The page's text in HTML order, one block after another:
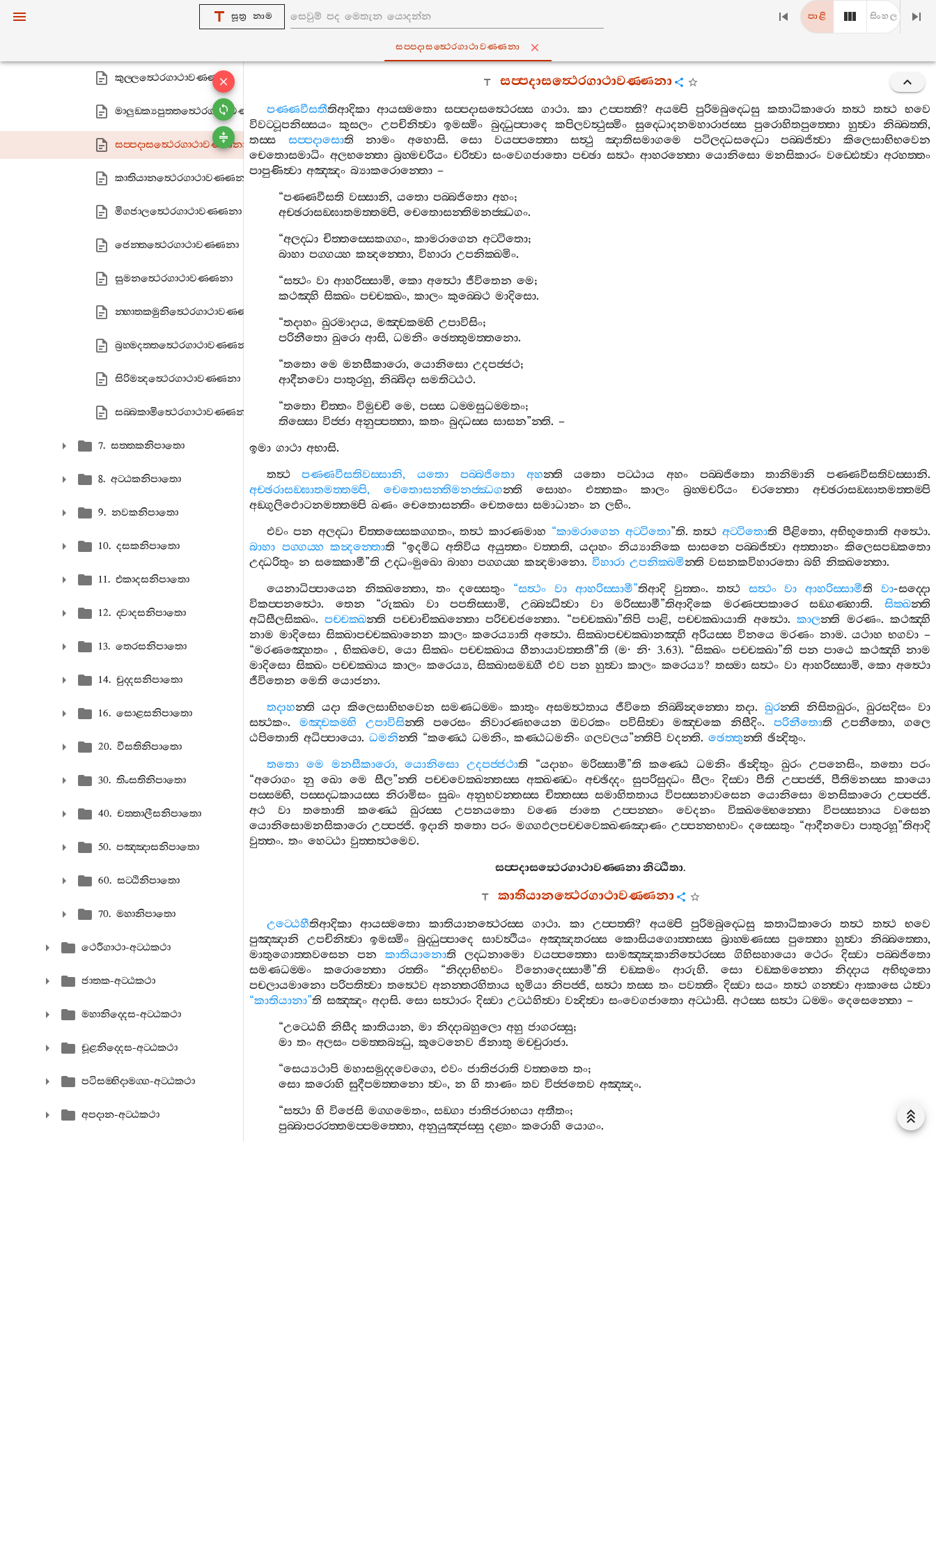
සූත්‍ර නාම පාළි සිංහල
සප‍්පදාසත්‍ථෙරගාථාවණ‍්ණනා
තෙකිච‍්ඡකානිත්‍ථෙරගාථාවණ‍්ණනා
කුල‍්ලත්‍ථෙරගාථාවණ‍්ණනා
මාලුඞ‍්ක්‍යපුත‍්තත්‍ථෙරගාථාවණ‍්ණනා
සප‍්පදාසත්‍ථෙරගාථාවණ‍්ණනා
කාතියානත්‍ථෙරගාථාවණ‍්ණනා
මිගජාලත්‍ථෙරගාථාවණ‍්ණනා
ජෙන‍්තත්‍ථෙරගාථාවණ‍්ණනා
සුමනත්‍ථෙරගාථාවණ‍්ණනා
න‍්හාතකමුනිත්‍ථෙරගාථාවණ‍්ණනා
බ්‍රහ‍්මදත‍්තත්‍ථෙරගාථාවණ‍්ණනා
සිරිමන්‍දත්‍ථෙරගාථාවණ‍්ණනා
සබ‍්බකාමිත්‍ථෙරගාථාවණ‍්ණනා
7. සත‍්තකනිපාතො
8. අට‍්ඨකනිපාතො
9. නවකනිපාතො
10. දසකනිපාතො
11. එකාදසනිපාතො
12. ද‍්වාදසනිපාතො
13. තෙරසනිපාතො
14. චුද‍්දසනිපාතො
16. සොළසනිපාතො
20. වීසතිනිපාතො
30. තිංසතිනිපාතො
40. චත‍්තාලීසනිපාතො
50. පඤ‍්ඤාසනිපාතො
60. සට‍්ඨිනිපාතො
70. මහානිපාතො
ථෙරීගාථා-අට‍්ඨකථා
ජාතක-අට‍්ඨකථා
මහානිද‍්දෙස-අට‍්ඨකථා
චූළනිද‍්දෙස-අට‍්ඨකථා
පටිසම‍්භිදාමග‍්ග-අට‍්ඨකථා
අපදාන-අට‍්ඨකථා
සප‍්පදාසත්‍ථෙරගාථාවණ‍්ණනා
පණ‍්ණවීසතීතිආදිකා ආයස‍්මතො සප‍්පදාසත්‍ථෙරස‍්ස ගාථා.කා උප‍්පත‍්ති? අයම‍්පි පුරිමබුද‍්ධෙසු කතාධිකාරො තත්‍ථ තත්‍ථ භවෙ
විවට‍්ටූපනිස‍්සයං
කුසලං උපචිනිත්‍වා ඉමස‍්මිං බුද‍්ධුප‍්පාදෙ කපිලවත්‍ථුස‍්මිං සුද‍්ධොදනමහාරාජස‍්ස පුරොහිතපුත‍්තො හුත්‍වා නිබ‍්බත‍්ති,
තස‍්ස
සප‍්පදාසොති නාමං අහොසි.සො වයප‍්පත‍්තො සත්‍ථු ඤාතිසමාගමෙ පටිලද‍්ධසද‍්ධො පබ‍්බජිත්‍වා
කිලෙසාභිභවෙන
චෙතොසමාධිං අලභන‍්තො බ්‍රහ‍්මචරියං චරිත්‍වා සංවෙගජාතො පච‍්ඡා සත්‍ථං ආහරන‍්තො යොනිසො මනසිකාරං වඩ‍්ඪෙත්‍වා අරහත‍්තං
පාපුණිත්‍වා අඤ‍්ඤං බ්‍යාකරොන‍්තො –
“පණ‍්ණවීසති වස‍්සානි,යතො පබ‍්බජිතො අහං;
අච‍්ඡරාසඞ‍්ඝාතමත‍්තම‍්පි,චෙතොසන‍්තිමනජ‍්ඣගං.
“අලද‍්ධා චිත‍්තස‍්සෙකග‍්ගං,කාමරාගෙන අට‍්ටිතො;
බාහා පග‍්ගය‍්හ කන්‍දන‍්තො,විහාරා උපනික‍්ඛමිං.
“සත්‍ථං වා ආහරිස‍්සාමි,කො අත්‍ථො ජීවිතෙන මෙ;
කථඤ‍්හි සික‍්ඛං පච‍්චක‍්ඛං,කාලං කුබ‍්බෙථ මාදිසො.
“තදාහං ඛුරමාදාය,මඤ‍්චකම‍්හි උපාවිසිං;
පරිනීතො ඛුරො ආසි,ධමනිං ඡෙත‍්තුමත‍්තනො.
“තතො මෙ මනසීකාරො,යොනිසො උදපජ‍්ජථ;
ආදීනවො පාතුරහු,නිබ‍්බිදා සමතිට‍්ඨථ.
“තතො චිත‍්තං විමුච‍්චි මෙ,පස‍්ස ධම‍්මසුධම‍්මතං;
තිස‍්සො විජ‍්ජා අනුප‍්පත‍්තා,කතං බුද‍්ධස‍්ස සාසන”න‍්ති. –
ඉමා ගාථා අභාසි.
තත්‍ථ
පණ‍්ණවීසතිවස‍්සානි,යතො පබ‍්බජිතො අහන‍්ති යතො පට‍්ඨාය අහං පබ‍්බජිතො තානිමානි පණ‍්ණවීසතිවස‍්සානි.
අච‍්ඡරාසඞ‍්ඝාතමත‍්තම‍්පි, චෙතොසන‍්තිමනජ‍්ඣගන‍්ති සොහං එත‍්තකං කාලං බ්‍රහ‍්මචරියං චරන‍්තො
අච‍්ඡරාසඞ‍්ඝාතමත‍්තම‍්පි
අඞ‍්ගුලිඵොටනමත‍්තම‍්පි ඛණං චෙතොසන‍්තිං චෙතසො සමාධානං න ලභිං.
එවං පන අලද‍්ධා චිත‍්තස‍්සෙකග‍්ගතං,තත්‍ථ කාරණමාහ “කාමරාගෙන අට‍්ටිතො”ති.තත්‍ථ අට‍්ටිතොති පීළිතො,අභිභූතොති අත්‍ථො.
බාහා පග‍්ගය‍්හ කන්‍දන‍්තොති “ඉදමිධ අතිවිය අයුත‍්තං වත‍්තති, යදාහං නිය්‍යානිකෙ සාසනෙ පබ‍්බජිත්‍වා අත‍්තානං කිලෙසපඞ‍්කතො
උද‍්ධරිතුං න සක‍්කොමී”ති උද‍්ධංමුඛො බාහා පග‍්ගය‍්හ කන්‍දමානො. විහාරා උපනික‍්ඛමින‍්ති වසනකවිහාරතො බහි නික‍්ඛන‍්තො.
යෙනාධිප‍්පායෙන
නික‍්ඛන‍්තො,තං දස‍්සෙතුං “සත්‍ථං වා ආහරිස‍්සාමී”තිආදි වුත‍්තං. තත්‍ථ සත්‍ථං වා ආහරිස‍්සාමීති වා-සද‍්දො
විකප‍්පනත්‍ථො. තෙන “රුක‍්ඛා වා පපතිස‍්සාමි,උබ‍්බන්‍ධිත්‍වා වා මරිස‍්සාමී”තිආදිකෙ මරණප‍්පකාරෙ සඞ‍්ගණ‍්හාති.සික‍්ඛන‍්ති
අධිසීලසික‍්ඛං.පච‍්චක‍්ඛන‍්ති පච‍්චාචික‍්ඛන‍්තො පරිච‍්චජන‍්තො. “පච‍්චක‍්ඛා”තිපි පාළි,පච‍්චක‍්ඛායාති අත්‍ථො.කාලන‍්ති මරණං.කථඤ‍්හි
නාම මාදිසො සික‍්ඛාපච‍්චක‍්ඛානෙන කාලං කරෙය්‍යාති අත්‍ථො.සික‍්ඛාපච‍්චක‍්ඛානඤ‍්හි අරියස‍්ස විනයෙ මරණං නාම.යථාහ භගවා –
“මරණඤ‍්හෙතං ,භික‍්ඛවෙ, යො සික‍්ඛං පච‍්චක‍්ඛාය හීනායාවත‍්තතී”ති (ම·නි· 3.63). “සික‍්ඛං පච‍්චක‍්ඛා”ති පන පාඨෙ කථඤ‍්හි නාම
මාදිසො සික‍්ඛං පච‍්චක‍්ඛාය කාලං කරෙය්‍ය,සික‍්ඛාසමඞ‍්ගී එව පන හුත්‍වා කාලං කරෙය්‍ය? තස‍්මා සත්‍ථං වා ආහරිස‍්සාමි,කො අත්‍ථො
ජීවිතෙන මෙති යොජනා.
තදාහන‍්ති යදා කිලෙසාභිභවෙන සමණධම‍්මං කාතුං අසමත්‍ථතාය ජීවිතෙ නිබ‍්බින්‍දන‍්තො තදා.ඛුරන‍්ති නිසිතඛුරං,ඛුරසදිසං වා
සත්‍ථකං.මඤ‍්චකම‍්හි උපාවිසින‍්ති පරෙසං නිවාරණභයෙන ඔවරකං පවිසිත්‍වා මඤ‍්චකෙ නිසීදිං. පරිනීතොති උපනීතො,ගලෙ
ඨපිතොති අධිප‍්පායො. ධමනින‍්ති “කණ‍්ඨෙ ධමනිං, කණ‍්ඨධමනිං ගලවලය”න‍්තිපි වදන‍්ති. ඡෙත‍්තුන‍්ති ඡින්‍දිතුං.
තතො මෙ මනසීකාරො,යොනිසො උදපජ‍්ජථාති “යදාහං මරිස‍්සාමී”ති කණ‍්ඨෙ ධමනිං ඡින්‍දිතුං ඛුරං උපනෙසිං,තතො පරං
“අරොගං නු ඛො මෙ සීල”න‍්ති පච‍්චවෙක‍්ඛන‍්තස‍්ස අක‍්ඛණ‍්ඩං අච‍්ඡිද‍්දං සුපරිසුද‍්ධං සීලං දිස‍්වා පීති උප‍්පජ‍්ජි,පීතිමනස‍්ස කායො
පස‍්සම‍්භි,පස‍්සද‍්ධකායස‍්ස නිරාමිසං සුඛං අනුභවන‍්තස‍්ස චිත‍්තස‍්ස සමාහිතතාය විපස‍්සනාවසෙන යොනිසො මනසිකාරො උප‍්පජ‍්ජි.
අථ
වා තතොති කණ‍්ඨෙ ඛුරස‍්ස උපනයතො වණෙ ජාතෙ උප‍්පන‍්නං වෙදනං වික‍්ඛම‍්භෙන‍්තො විපස‍්සනාය
වසෙන
යොනිසොමනසිකාරො උප‍්පජ‍්ජි.ඉදානි තතො පරං මග‍්ගඵලපච‍්චවෙක‍්ඛණඤාණං උප‍්පන‍්නභාවං දස‍්සෙතුං“ආදීනවො පාතුරහූ”තිආදි
වුත‍්තං. තං හෙට‍්ඨා වුත‍්තත්‍ථමෙව.
සප‍්පදාසත්‍ථෙරගාථාවණ‍්ණනානිට‍්ඨිතා.
කාතියානත්‍ථෙරගාථාවණ‍්ණනා
උට‍්ඨෙහීතිආදිකා ආයස‍්මතො කාතියානත්‍ථෙරස‍්ස ගාථා. කා උප‍්පත‍්ති? අයම‍්පි පුරිමබුද‍්ධෙසු කතාධිකාරො තත්‍ථ තත්‍ථ
භවෙ
පුඤ‍්ඤානි
උපචිනිත්‍වා ඉමස‍්මිං බුද‍්ධුප‍්පාදෙ සාවත්‍ථියං අඤ‍්ඤතරස‍්ස කොසියගොත‍්තස‍්ස බ්‍රාහ‍්මණස‍්ස පුත‍්තො හුත්‍වා නිබ‍්බත‍්තො,
මාතුගොත‍්තවසෙන
පන කාතියානොති ලද‍්ධනාමො වයප‍්පත‍්තො සාමඤ‍්ඤකානිත්‍ථෙරස‍්ස ගිහිසහායො ථෙරං දිස‍්වා
පබ‍්බජිතො
සමණධම‍්මං
කරොන‍්තො රත‍්තිං “නිද‍්දාභිභවං විනොදෙස‍්සාමී”ති චඞ‍්කමං ආරුහි. සො චඞ‍්කමන‍්තො නිද‍්දාය
අභිභූතො
පචලායමානො පරිපතිත්‍වා තත්‍ථෙව අනන‍්තරහිතාය භූමියා නිපජ‍්ජි, සත්‍ථා තස‍්ස තං පවත‍්තිං දිස‍්වා සයං තත්‍ථ ගන‍්ත්‍වා ආකාසෙ ඨත්‍වා
“කාතියානා”ති සඤ‍්ඤං අදාසි. සො සත්‍ථාරං දිස‍්වා උට‍්ඨහිත්‍වා වන්‍දිත්‍වා සංවෙගජාතො අට‍්ඨාසි. අථස‍්ස සත්‍ථා ධම‍්මං දෙසෙන‍්තො –
“උට‍්ඨෙහි නිසීද කාතියාන,මා නිද‍්දාබහුලො අහු ජාගරස‍්සු;
මා තං අලසං පමත‍්තබන්‍ධු,කූටෙනෙව ජිනාතු මච‍්චුරාජා.
“සෙය්‍යථාපි මහාසමුද‍්දවෙගො,එවං ජාතිජරාති වත‍්තතෙ තං;
සො කරොහි සුදීපමත‍්තනො ත්‍වං,න හි තාණං තව විජ‍්ජතෙව අඤ‍්ඤං.
“සත්‍ථා හි විජෙසි මග‍්ගමෙතං,සඞ‍්ගා ජාතිජරාභයා අතීතං;
පුබ‍්බාපරරත‍්තමප‍්පමත‍්තො,අනුයුඤ‍්ජස‍්සු දළ‍්හං කරොහි යොගං.